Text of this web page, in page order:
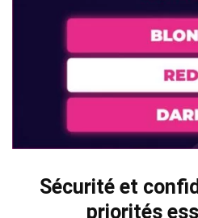
Sécurité et
priorités